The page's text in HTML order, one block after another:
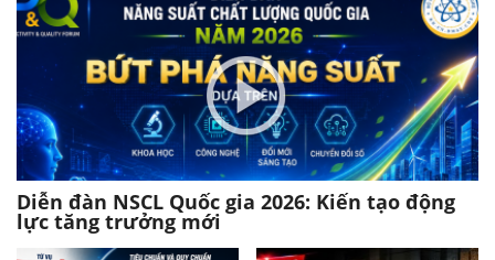
Diễn đàn NSCL Quốc gia 2026: Kiến tạo động
lực tăng trưởng mới